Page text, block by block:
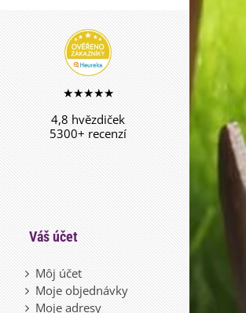
★★★★★
4,8 hvězdiček
5300+ recenzí
Váš účet
Môj účet
Moje objednávky
Moje adresy